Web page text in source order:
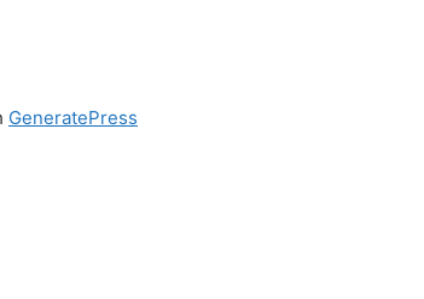
GeneratePress